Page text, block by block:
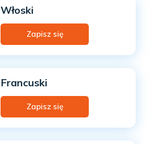
Włoski
Zapisz się
Francuski
Zapisz się